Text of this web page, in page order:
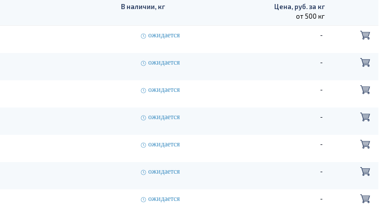
В наличии, кг
Цена, руб. за кг
от 500 кг
ожидается -
ожидается -
ожидается -
ожидается -
ожидается -
ожидается -
ожидается -